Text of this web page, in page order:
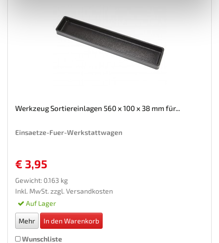
Werkzeug Sortiereinlagen 560 x 100 x 38 mm für...
Einsaetze-Fuer-Werkstattwagen
€ 3,95
Gewicht: 0.163 kg
Inkl. MwSt. zzgl. Versandkosten
Auf Lager
Mehr In den Warenkorb
Wunschliste